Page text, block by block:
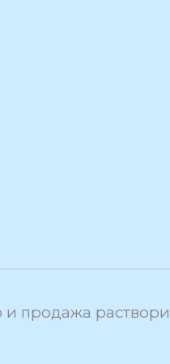
продажа